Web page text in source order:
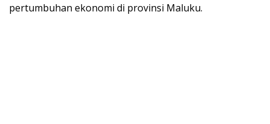
pertumbuhan ekonomi di provinsi Maluku.